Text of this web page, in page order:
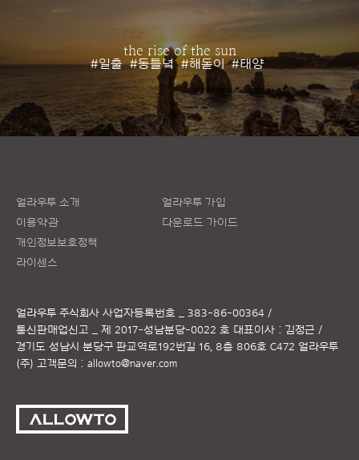
the rise of the sun
#일출 #동틀녘 #해돋이 #태양
얼라우투 소개
이용약관
개인정보보호정책
라이센스
얼라우투 가입
다운로드 가이드
얼라우투 주식회사 사업자등록번호 _ 383-86-00364 /
통신판매업신고 _ 제 2017-성남분당-0022 호 대표이사 : 김정근 /
경기도 성남시 분당구 판교역로192번길 16, 8층 806호 C472 얼라우투
(주) 고객문의 : allowto@naver.com